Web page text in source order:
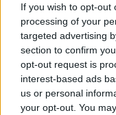
If you wish to opt-out
processing of your
targeted advertising
section to confirm
opt-out request is
interest-based ads
us or personal
your opt-out. You
AALBORG:
på E45 fra
afkørsel 26 T.H.
Det fremgår af